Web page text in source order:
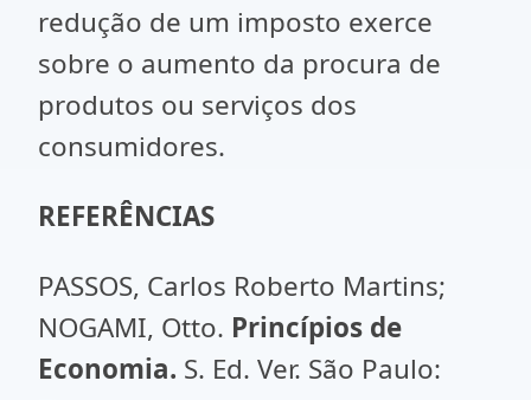
redução de um imposto exerce
sobre o aumento da procura de
produtos ou serviços dos
consumidores.
REFERÊNCIAS
PASSOS, Carlos Roberto Martins;
NOGAMI, Otto. Princípios de
Economia. S. Ed. Ver. São Paulo: